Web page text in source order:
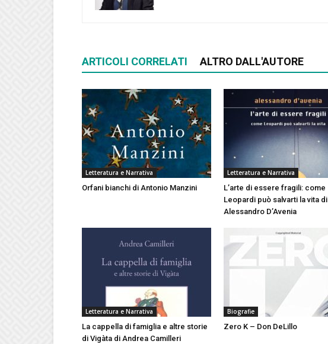
ARTICOLI CORRELATI ALTRO DALL'AUTORE
Letteratura e Narrativa
Orfani bianchi di Antonio Manzini
Letteratura e Narrativa
L’arte di essere fragili: come
Leopardi può salvarti la vita di
Alessandro D’Avenia
Letteratura e Narrativa
La cappella di famiglia e altre storie
di Vigàta di Andrea Camilleri
Biografie
Zero K – Don DeLillo